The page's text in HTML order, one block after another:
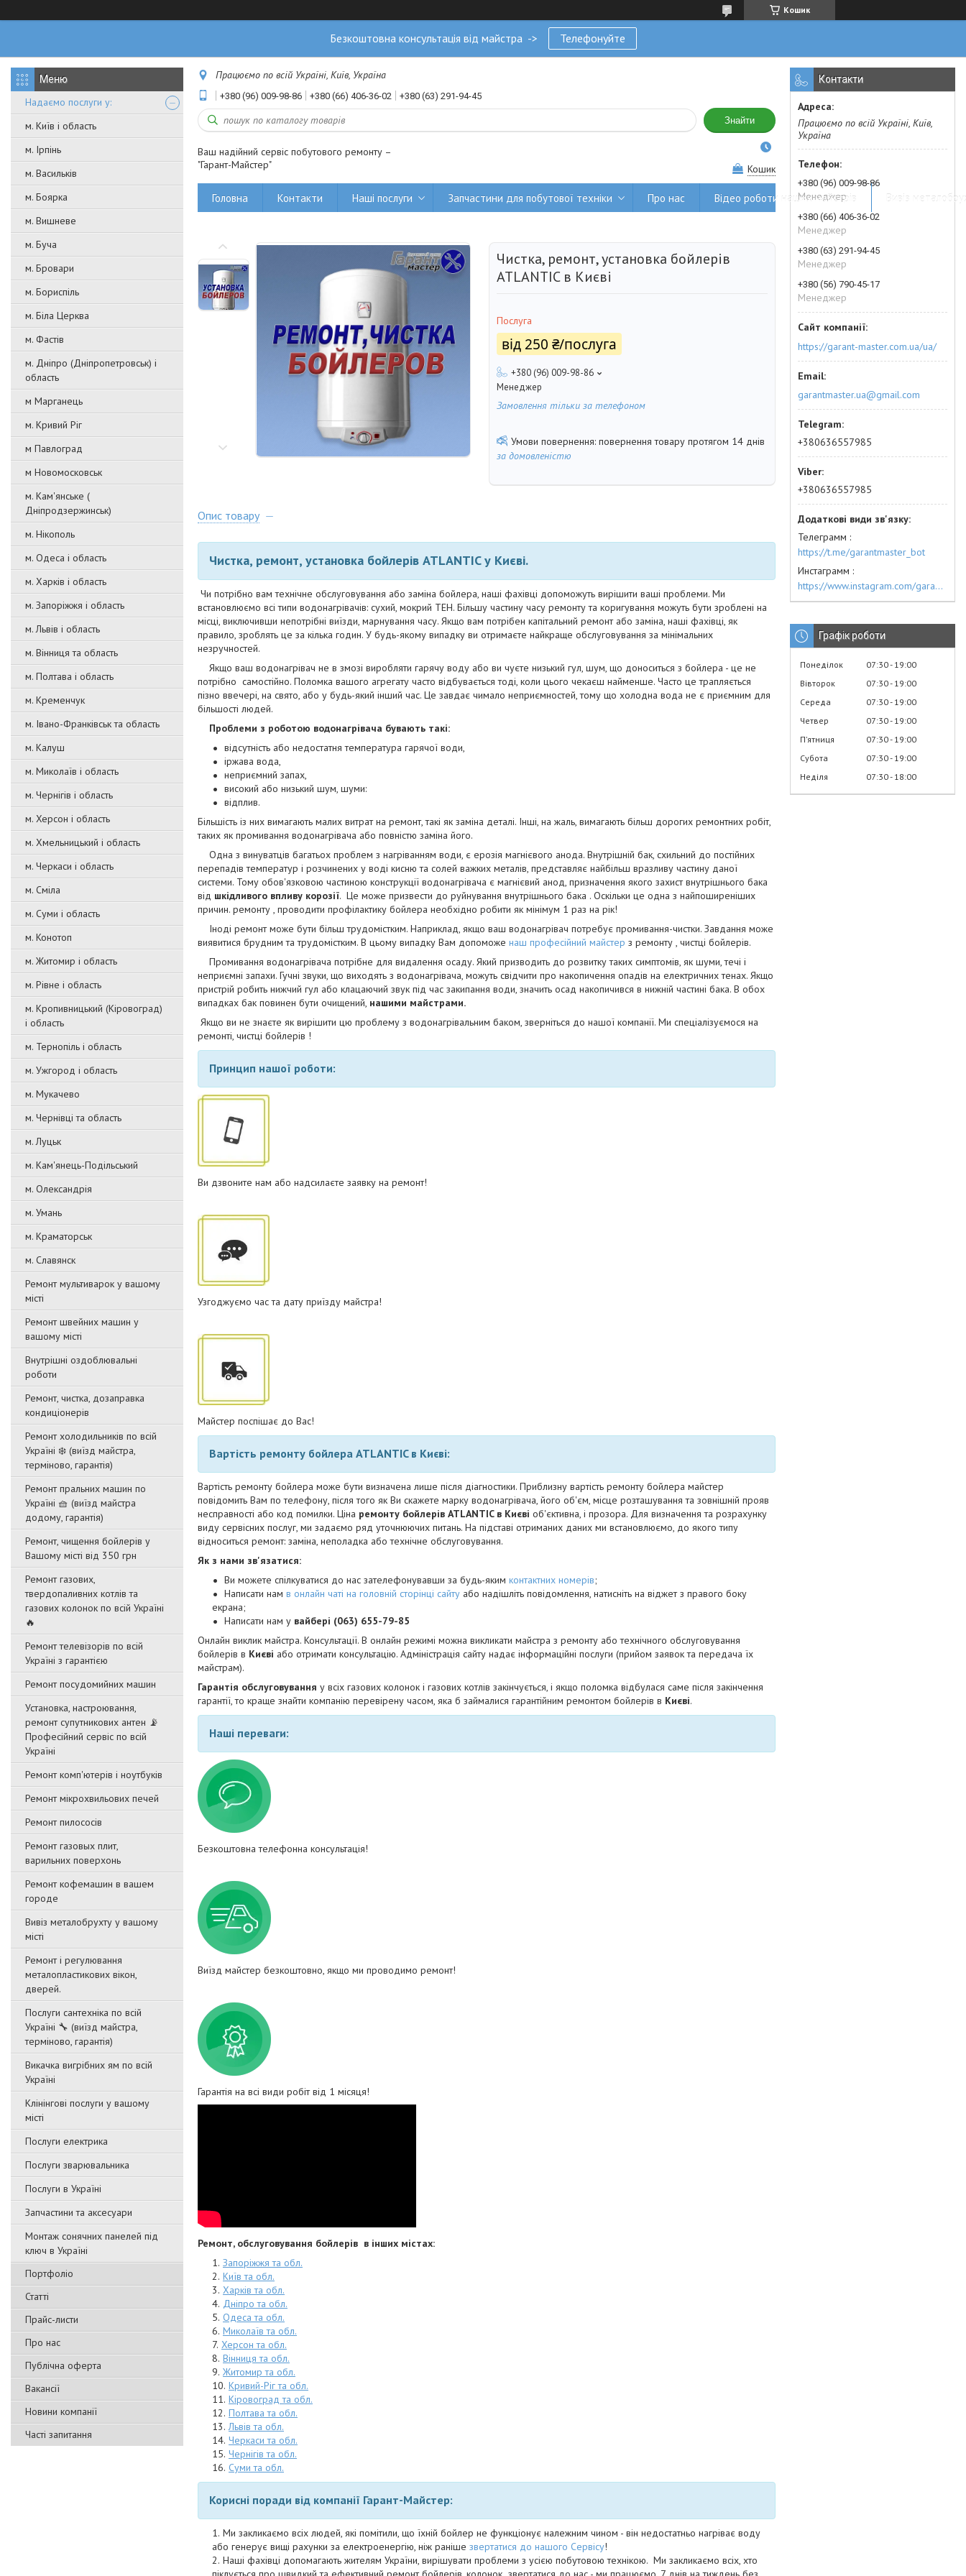
Кошик
Безкоштовна консультація від майстра -> Телефонуйте
Надаємо послуги у:
м. Київ і область
м. Ірпінь
м. Васильків
м. Боярка
м. Вишневе
м. Буча
м. Бровари
м. Бориспіль
м. Біла Церква
м. Фастів
м. Дніпро (Дніпропетровськ) і
область
м Марганець
м. Кривий Ріг
м Павлоград
м Новомосковськ
м. Кам'янське (
Дніпродзержинськ)
м. Нікополь
м. Одеса і область
м. Харків і область
м. Запоріжжя і область
м. Львів і область
м. Вінниця та область
м. Полтава і область
м. Кременчук
м. Івано-Франківськ та область
м. Калуш
м. Миколаїв і область
м. Чернігів і область
м. Херсон і область
м. Хмельницький і область
м. Черкаси і область
м. Сміла
м. Суми і область
м. Конотоп
м. Житомир і область
м. Рівне і область
м. Кропивницький (Кіровоград)
і область
м. Тернопіль і область
м. Ужгород і область
м. Мукачево
м. Чернівці та область
м. Луцьк
м. Кам'янець-Подільський
м. Олександрія
м. Умань
м. Краматорськ
м. Славянск
Ремонт мультиварок у вашому
місті
Ремонт швейних машин у
вашому місті
Внутрішні оздоблювальні
роботи
Ремонт, чистка, дозаправка
кондиціонерів
Ремонт холодильників по всій
Україні ❄️ (виїзд майстра,
терміново, гарантія)
Ремонт пральних машин по
Україні 🧺 (виїзд майстра
додому, гарантія)
Ремонт, чищення бойлерів у
Вашому місті від 350 грн
Ремонт газових,
твердопаливних котлів та
газових колонок по всій Україні
🔥
Ремонт телевізорів по всій
Україні з гарантією
Ремонт посудомийних машин
Установка, настроювання,
ремонт супутникових антен 📡
Професійний сервіс по всій
Україні
Ремонт комп'ютерів і ноутбуків
Ремонт мікрохвильових печей
Ремонт пилососів
Ремонт газовых плит,
варильних поверхонь
Ремонт кофемашин в вашем
городе
Вивіз металобрухту у вашому
місті
Ремонт і регулювання
металопластикових вікон,
дверей.
Послуги сантехніка по всій
Україні 🔧 (виїзд майстра,
терміново, гарантія)
Викачка вигрібних ям по всій
Україні
Клінінгові послуги у вашому
місті
Послуги електрика
Послуги зварювальника
Послуги в Україні
Запчастини та аксесуари
Монтаж сонячних панелей під
ключ в Україні
Портфоліо
Статті
Прайс-листи
Про нас
Публічна оферта
Вакансії
Новини компанії
Часті запитання
Працюємо по всій Україні, Київ, Україна
+380 (96) 009-98-86 +380 (66) 406-36-02 +380 (63) 291-94-45
Знайти
Ваш надійний сервіс побутового ремонту –
"Гарант-Майстер"
Кошик
Головна Контакти Наші послуги Запчастини для побутової техніки Про нас Відео роботи наших майстрів Вивіз
Чистка, ремонт, установка бойлерів
ATLANTIC в Києві
Послуга
від250 ₴/послуга
+380 (96) 009-98-86
Менеджер
Замовлення тільки за телефоном
повернення товару протягом 14 днів
за домовленістю
Опис товару
Чистка, ремонт, установка бойлерів ATLANTICу Києві.
Чи потрібно вам технічне обслуговування або заміна бойлера, наші фахівці допоможуть вирішити ваші проблеми. Ми
встановлюємо всі типи водонагрівачів: сухий, мокрий ТЕН. Більшу частину часу ремонту та коригування можуть бути зроблені на
місці, виключивши непотрібні виїзди, марнування часу. Якщо вам потрібен капітальний ремонт або заміна, наші фахівці, як
правило, зроблять це за кілька годин. У будь-якому випадку ви отримаєте найкраще обслуговування за мінімальних
незручностей.
Якщо ваш водонагрівач не в змозі виробляти гарячу воду або ви чуєте низький гул, шум, що доноситься з бойлера - це не
потрібно самостійно. Поломка вашого агрегату часто відбувається тоді, коли цього чекаєш найменше. Часто це трапляється
пізно ввечері, на свято, або у будь-який інший час. Це завдає чимало неприємностей, тому що холодна вода не є приємним для
більшості людей.
Проблеми з роботою водонагрівача бувають такі:
відсутність або недостатня температура гарячої води,
іржава вода,
неприємний запах,
високий або низький шум, шуми:
відплив.
Більшість із них вимагають малих витрат на ремонт, такі як заміна деталі. Інші, на жаль, вимагають більш дорогих ремонтних робіт,
таких як промивання водонагрівача або повністю заміна його.
Одна з винуватців багатьох проблем з нагріванням води, є ерозія магнієвого анода. Внутрішній бак, схильний до постійних
перепадів температур і розчинених у воді кисню та солей важких металів, представляє найбільш вразливу частину даної
системи. Тому обов'язковою частиною конструкції водонагрівача є магнієвий анод, призначення якого захист внутрішнього бака
від шкідливого впливу корозії. Це може призвести до руйнування внутрішнього бака . Оскільки це одна з найпоширеніших
причин. ремонту , проводити профілактику бойлера необхідно робити як мінімум 1 раз на рік!
Іноді ремонт може бути більш трудомістким. Наприклад, якщо ваш водонагрівач потребує промивання-чистки. Завдання може
виявитися брудним та трудомістким. В цьому випадку Вам допоможе наш професійний майстер з ремонту , чистці бойлерів.
Промивання водонагрівача потрібне для видалення осаду. Який призводить до розвитку таких симптомів, як шуми, течі і
неприємні запахи. Гучні звуки, що виходять з водонагрівача, можуть свідчити про накопичення опадів на електричних тенах. Якщо
пристрій робить нижчий гул або клацаючий звук під час закипання води, значить осад накопичився в нижній частині бака. В обох
випадках бак повинен бути очищений, нашими майстрами.
Якщо ви не знаєте як вирішити цю проблему з водонагрівальним баком, зверніться до нашої компанії. Ми спеціалізуємося на
ремонті, чистці бойлерів !
Принцип нашої роботи:
Ви дзвоните нам або надсилаєте заявку на ремонт!
Узгоджуємо час та дату приїзду майстра!
Майстер поспішає до Вас!
Вартість ремонту бойлера ATLANTIC в Києві:
Вартість ремонту бойлера може бути визначена лише після діагностики. Приблизну вартість ремонту бойлера майстер
повідомить Вам по телефону, після того як Ви скажете марку водонагрівача, його об'єм, місце розташування та зовнішній прояв
несправності або код помилки. Ціна ремонту бойлерів ATLANTIC в Києві об'єктивна, і прозора. Для визначення та розрахунку
виду сервісних послуг, ми задаємо ряд уточнюючих питань. На підставі отриманих даних ми встановлюємо, до якого типу
відноситься ремонт: заміна, неполадка або технічне обслуговування.
Як з нами зв'язатися:
Ви можете спілкуватися до нас зателефонувавши за будь-яким контактних номерів;
Написати нам в онлайн чаті на головній сторінці сайту або надішліть повідомлення, натисніть на віджет з правого боку
екрана;
Написати нам у вайбері (063) 655-79-85
Онлайн виклик майстра. Консультації. В онлайн режимі можна викликати майстра з ремонту або технічного обслуговування
бойлерів в Києві або отримати консультацію. Адміністрація сайту надає інформаційні послуги (прийом заявок та передача їх
майстрам).
Гарантія обслуговування у всіх газових колонок і газових котлів закінчується, і якщо поломка відбулася саме після закінчення
гарантії, то краще знайти компанію перевірену часом, яка б займалися гарантійним ремонтом бойлерів в Києві.
Наші переваги:
Безкоштовна телефонна консультація!
Виїзд майстер безкоштовно, якщо ми проводимо ремонт!
Гарантія на всі види робіт від 1 місяця!
Ремонт, обслуговування бойлерів в інших містах:
Запоріжжя та обл.
Київ та обл.
Харків та обл.
Дніпро та обл.
Одеса та обл.
Миколаїв та обл.
Херсон та обл.
Вінниця та обл.
Житомир та обл.
Кривий-Ріг та обл.
Кіровоград та обл.
Полтава та обл.
Львів та обл.
Черкаси та обл.
Чернігів та обл.
Суми та обл.
Корисні поради від компанії Гарант-Майстер:
Ми закликаємо всіх людей, які помітили, що їхній бойлер не функціонує належним чином - він недостатньо нагріває воду
або генерує вищі рахунки за електроенергію, ніж раніше звертатися до нашого Сервісу!
Наші фахівці допомагають жителям України, вирішувати проблеми з усією побутовою технікою. Ми закликаємо всіх, хто
Контакти
Працюємо по всій Україні, Київ,
Україна
+380 (96) 009-98-86
Менеджер
+380 (66) 406-36-02
Менеджер
+380 (63) 291-94-45
Менеджер
+380 (56) 790-45-17
Менеджер
https://garant-master.com.ua/ua/
garantmaster.ua@gmail.com
+380636557985
+380636557985
Телеграмм
https://t.me/garantmaster_bot
Инстаграмм
https://www.instagram.com/garantmaster.ua/
Графік роботи
Понеділок 07:30 19:00
Вівторок
07:30 19:00
Середа
07:30 19:00
Четвер
07:30 19:00
Пʼятниця
07:30 19:00
Субота
07:30 19:00
Неділя
07:30 18:00